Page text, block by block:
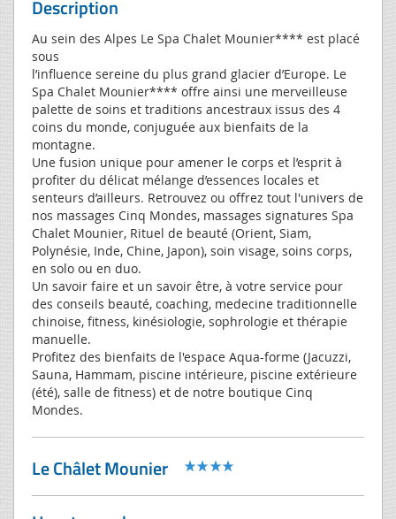
Description
Au sein des Alpes Le Spa Chalet Mounier**** est placé
sous
l’influence sereine du plus grand glacier d’Europe. Le
Spa Chalet Mounier**** offre ainsi une merveilleuse
palette de soins et traditions ancestraux issus des 4
coins du monde, conjuguée aux bienfaits de la
montagne.
Une fusion unique pour amener le corps et l’esprit à
profiter du délicat mélange d’essences locales et
senteurs d’ailleurs. Retrouvez ou offrez tout l'univers de
nos massages Cinq Mondes, massages signatures Spa
Chalet Mounier, Rituel de beauté (Orient, Siam,
Polynésie, Inde, Chine, Japon), soin visage, soins corps,
en solo ou en duo.
Un savoir faire et un savoir être, à votre service pour
des conseils beauté, coaching, medecine traditionnelle
chinoise, fitness, kinésiologie, sophrologie et thérapie
manuelle.
Profitez des bienfaits de l'espace Aqua-forme (Jacuzzi,
Sauna, Hammam, piscine intérieure, piscine extérieure
(été), salle de fitness) et de notre boutique Cinq
Mondes.
Le Châlet Mounier